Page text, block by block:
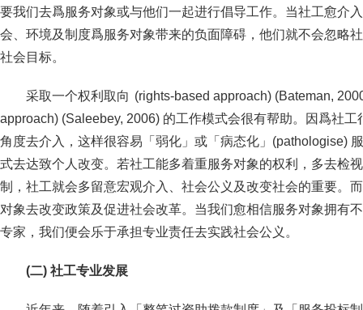
要我们去爲服务对象或与他们一起进行倡导工作。当社工愈介
会、环境及制度爲服务对象带来的负面障碍，他们就不会忽略
社会目标。
采取一个权利取向 (rights-based approach) (Bateman,
approach) (Saleebey, 2006) 的工作模式会很有帮助。因爲社
角度去介入，这样很容易「弱化」或「病态化」(pathologise)
式去达致个人改变。若社工能多着重服务对象的权利，多去检
制，社工就会多留意宏观介入、社会公义及改变社会的重要。
对象去改变政策及促进社会改革。当我们愈相信服务对象拥有
专家，我们便会乐于承担专业责任去实践社会公义。
(二) 社工专业发展